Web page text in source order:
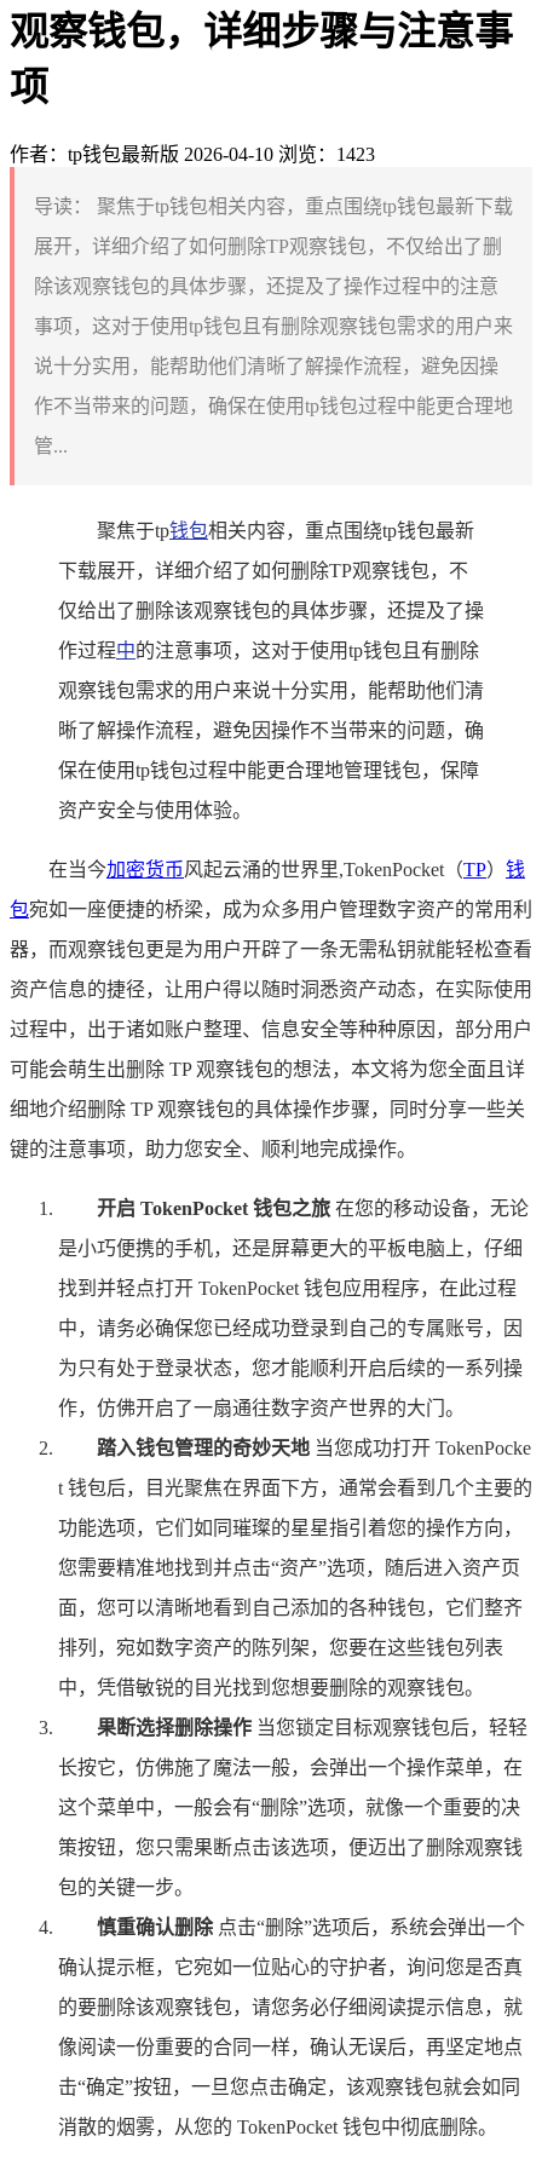
观察钱包，详细步骤与注意事
项
作者：tp钱包最新版 2026-04-10 浏览：1423
导读：
聚焦于tp钱包相关内容，重点围绕tp钱包最新下载
展开，详细介绍了如何删除TP观察钱包，不仅给出了删
除该观察钱包的具体步骤，还提及了操作过程中的注意
事项，这对于使用tp钱包且有删除观察钱包需求的用户来
说十分实用，能帮助他们清晰了解操作流程，避免因操
作不当带来的问题，确保在使用tp钱包过程中能更合理地
管...
聚焦于tp钱包相关内容，重点围绕tp钱包最新
下载展开，详细介绍了如何删除TP观察钱包，不
仅给出了删除该观察钱包的具体步骤，还提及了操
作过程中的注意事项，这对于使用tp钱包且有删除
观察钱包需求的用户来说十分实用，能帮助他们清
晰了解操作流程，避免因操作不当带来的问题，确
保在使用tp钱包过程中能更合理地管理钱包，保障
资产安全与使用体验。
在当今加密货币风起云涌的世界里,TokenPocket（TP） 钱
包宛如一座便捷的桥梁，成为众多用户管理数字资产的常用利
器，而观察钱包更是为用户开辟了一条无需私钥就能轻松查看
资产信息的捷径，让用户得以随时洞悉资产动态，在实际使用
过程中，出于诸如账户整理、信息安全等种种原因，部分用户
可能会萌生出删除 TP 观察钱包的想法，本文将为您全面且详
细地介绍删除 TP 观察钱包的具体操作步骤，同时分享一些关
键的注意事项，助力您安全、顺利地完成操作。
开启 TokenPocket 钱包之旅 在您的移动设备，无论
是小巧便携的手机，还是屏幕更大的平板电脑上，仔细
找到并轻点打开 TokenPocket 钱包应用程序，在此过程
中，请务必确保您已经成功登录到自己的专属账号，因
为只有处于登录状态，您才能顺利开启后续的一系列操
作，仿佛开启了一扇通往数字资产世界的大门。
踏入钱包管理的奇妙天地 当您成功打开 TokenPocke
t 钱包后，目光聚焦在界面下方，通常会看到几个主要的
功能选项，它们如同璀璨的星星指引着您的操作方向，
您需要精准地找到并点击“资产”选项，随后进入资产页
面，您可以清晰地看到自己添加的各种钱包，它们整齐
排列，宛如数字资产的陈列架，您要在这些钱包列表
中，凭借敏锐的目光找到您想要删除的观察钱包。
果断选择删除操作 当您锁定目标观察钱包后，轻轻
长按它，仿佛施了魔法一般，会弹出一个操作菜单，在
这个菜单中，一般会有“删除”选项，就像一个重要的决
策按钮，您只需果断点击该选项，便迈出了删除观察钱
包的关键一步。
慎重确认删除点击“删除”选项后，系统会弹出一个
确认提示框，它宛如一位贴心的守护者，询问您是否真
的要删除该观察钱包，请您务必仔细阅读提示信息，就
像阅读一份重要的合同一样，确认无误后，再坚定地点
击“确定”按钮，一旦您点击确定，该观察钱包就会如同
消散的烟雾，从您的 TokenPocket 钱包中彻底删除。